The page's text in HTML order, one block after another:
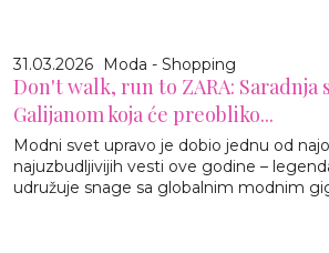
31.03.2026 Moda - Shopping
Don't walk, run to ZARA: Saradnja
Galijanom koja će preobliko...
Modni svet upravo je dobio jednu od
najuzbudljivijih vesti ove godine –
udružuje snage sa globalnim modnim